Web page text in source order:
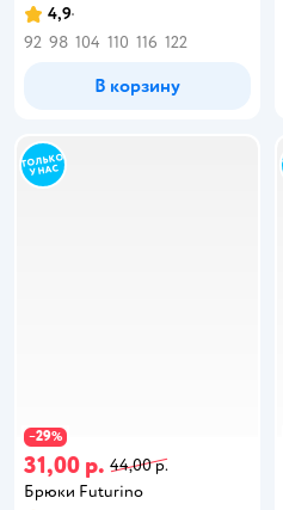
4,9
92 98 104 110 116 122
В корзину
−29%
31,00 р. 44,00 р.
Брюки Futurino